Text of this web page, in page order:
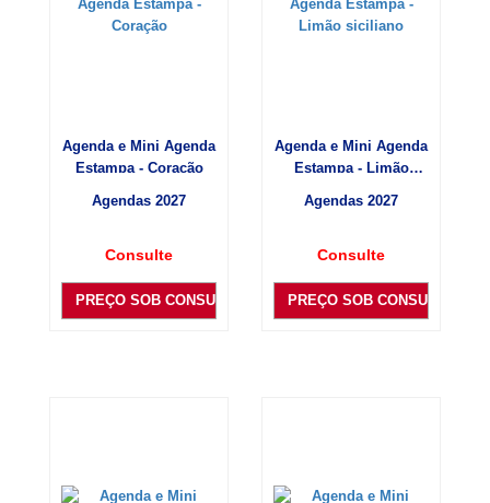
Agenda e Mini Agenda
Estampa - Coração
Agendas 2027
Consulte
PREÇO SOB CONSULTA
Agenda e Mini Agenda
Estampa - Limão
Agendas 2027
Consulte
PREÇO SOB CONSULTA